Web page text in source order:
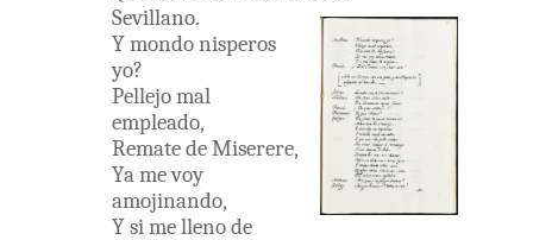
Sevillano.
Ymondonisperos
yo?
Pellejomal
empleado,
RematedeMiserere,
Yamevoy
amojinando,
Ysimellenode